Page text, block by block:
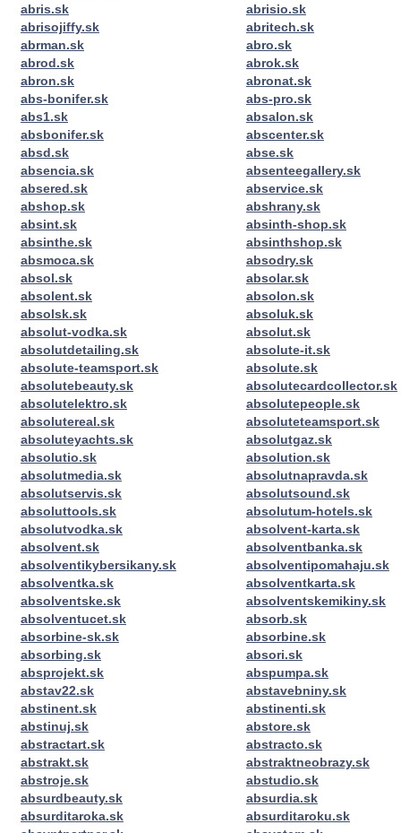
abris.sk
abrisio.sk
abrisojiffy.sk
abritech.sk
abrman.sk
abro.sk
abrod.sk
abrok.sk
abron.sk
abronat.sk
abs-bonifer.sk
abs-pro.sk
abs1.sk
absalon.sk
absbonifer.sk
abscenter.sk
absd.sk
abse.sk
absencia.sk
absenteegallery.sk
absered.sk
abservice.sk
abshop.sk
abshrany.sk
absint.sk
absinth-shop.sk
absinthe.sk
absinthshop.sk
absmoca.sk
absodry.sk
absol.sk
absolar.sk
absolent.sk
absolon.sk
absolsk.sk
absoluk.sk
absolut-vodka.sk
absolut.sk
absolutdetailing.sk
absolute-it.sk
absolute-teamsport.sk
absolute.sk
absolutebeauty.sk
absolutecardcollector.sk
absolutelektro.sk
absolutepeople.sk
absolutereal.sk
absoluteteamsport.sk
absoluteyachts.sk
absolutgaz.sk
absolutio.sk
absolution.sk
absolutmedia.sk
absolutnapravda.sk
absolutservis.sk
absolutsound.sk
absoluttools.sk
absolutum-hotels.sk
absolutvodka.sk
absolvent-karta.sk
absolvent.sk
absolventbanka.sk
absolventikybersikany.sk
absolventipomahaju.sk
absolventka.sk
absolventkarta.sk
absolventske.sk
absolventskemikiny.sk
absolventucet.sk
absorb.sk
absorbine-sk.sk
absorbine.sk
absorbing.sk
absori.sk
absprojekt.sk
abspumpa.sk
abstav22.sk
abstavebniny.sk
abstinent.sk
abstinenti.sk
abstinuj.sk
abstore.sk
abstractart.sk
abstracto.sk
abstrakt.sk
abstraktneobrazy.sk
abstroje.sk
abstudio.sk
absurdbeauty.sk
absurdia.sk
absurditaroka.sk
absurditaroku.sk